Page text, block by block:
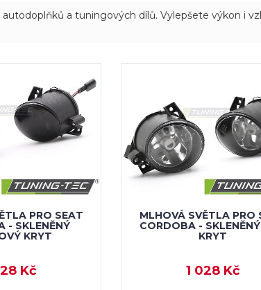
a tuningových dílů. Vylepšete výkon i
PRO SEAT
- SKLENĚNÝ
KRYT
Kč
MLHOVÁ SVĚTLA PRO
CORDOBA -
KRYT
1 028 Kč